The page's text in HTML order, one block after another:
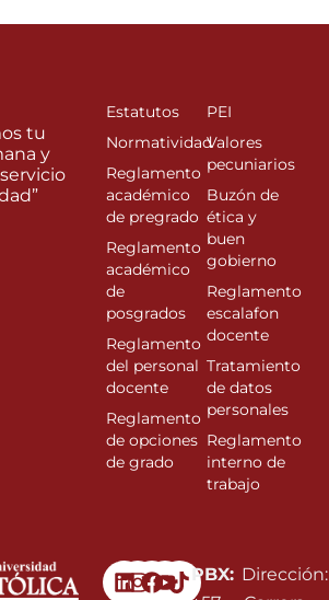
Linkedin
Instagram
Facebook
Youtube
PBX: Dirección:
tu
y
Estatutos
Normatividad
Reglamento
académico
de pregrado
Reglamento
académico
de
posgrados
Reglamento
del personal
docente
Reglamento
de opciones
de grado
PEI
Valores
pecuniarios
Buzón de
ética y
buen
gobierno
Reglamento
escalafon
docente
Tratamiento
de datos
personales
Reglamento
interno de
trabajo